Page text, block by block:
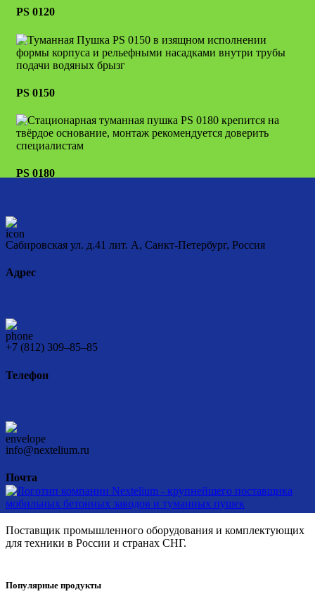
PS 0120
PS 0150
PS 0180
Сабировская ул. д.41 лит. А, Санкт-Петербург, Россия
Адрес
+7 (812) 309–85–85
Телефон
info@nextelium.ru
Почта
Поставщик промышленного оборудования и комплектующих
для техники в России и странах СНГ.
Популярные продукты